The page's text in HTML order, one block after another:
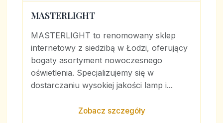
MASTERLIGHT
MASTERLIGHT to renomowany sklep
internetowy z siedzibą w Łodzi, oferujący
bogaty asortyment nowoczesnego
oświetlenia. Specjalizujemy się w
dostarczaniu wysokiej jakości lamp i...
Zobacz szczegóły